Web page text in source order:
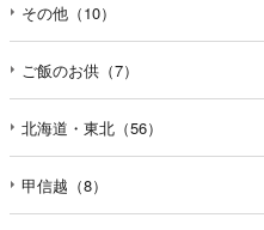
その他（10）
ご飯のお供（7）
北海道・東北（56）
甲信越（8）